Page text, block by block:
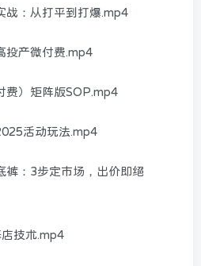
：从打平到打爆.mp4
投产微付费.mp4
费）矩阵版SOP.mp4
活动玩法.mp4
：3步定市场，出价即绝
技术.mp4